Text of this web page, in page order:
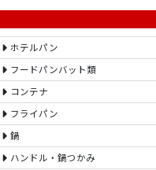
ホテルパン
フードパンバット類
コンテナ
フライパン
鍋
ハンドル・鍋つかみ